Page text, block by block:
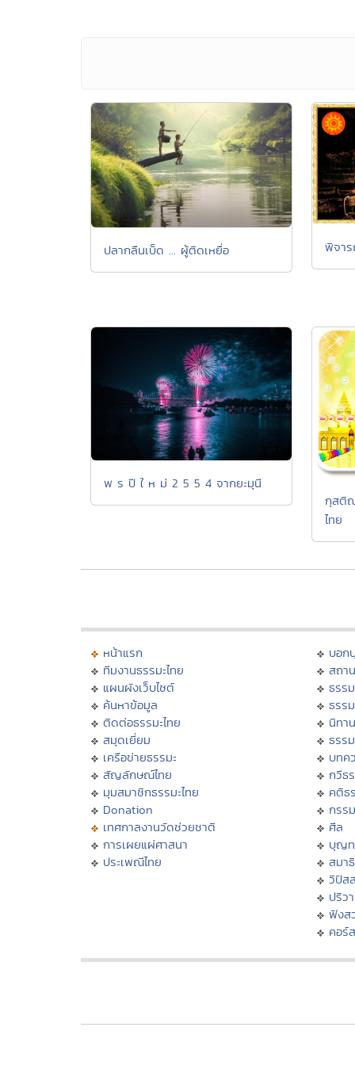
ปลากลืนเบ็ด ... ผู้ติดเหยื่อ พิจา
พ ร ปี ใ ห ม่ 2 5 5 4 จากยะมุนี
กุสติ
ไทย
หน้าแรก
ทีมงานธรรมะไทย
แผนผังเว็บไซต์
ค้นหาข้อมูล
ติดต่อธรรมะไทย
สมุดเยี่ยม
เครือข่ายธรรมะ
สัญลักษณ์ไทย
มุมสมาชิกธรรมะไทย
Donation
เทศกาลงานวัดช่วยชาติ
การเผยแผ่ศาสนา
ประเพณีไทย
บอ
สถา
ธรร
ธรร
นิทา
ธรร
บทค
กวีธ
คติธ
กรรม
ศีล
บุญท
สมาธิ
วิปัส
ปริว
ฟังส
คอร์